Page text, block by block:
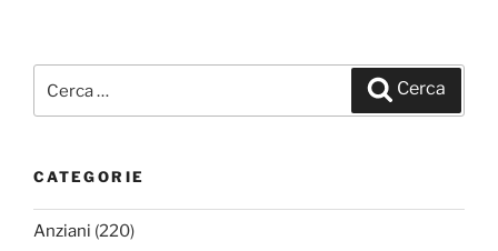
Cerca
CATEGORIE
Anziani (220)